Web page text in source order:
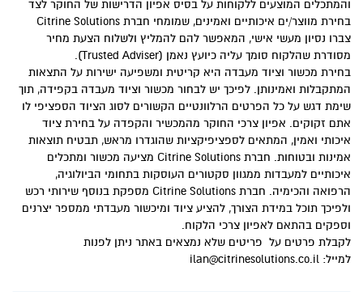
והמתכלים המוצעים ללקוחות על בסיס אפיון הדרישות של החוקר לצד
בחירת מווצר/ים איכותיים ואמינים, שמומחי חברת Citrine Solutions
צברו נסיון מעשי אישי, המאפשר להם להמליץ ולשלוח הצעת מחיר
מסודרת שהלקוח סומך עליה כיועץ נאמן (Trusted Adviser).
בחירת מכשור וציוד מעבדה היא קריטית ומשפיעה ישירות על התצאות
המתקבלות ואמינותן. לפיכך יש לבחור מכשור וציוד מעבדה בקפידה, תוך
שימת דגש על כל הפרטים הרלוונטיים הקשורים לסוג הציוד הספציפי לו
אתם זקוקים. אפיון צרכי החוקר מהמכשיר והקפדה על בחירת ציוד
איכותי ואמין, המתאים לספציפיקציות שהוגדרו מראש, תבטיח תוצאות
אמינות ובטוחות. חברת Citrine Solutions מציעה מכשור ומתכלים
איכותיים למעבדות ממגוון סקטורים העוסקות בתחומי הביולוגיה,
הרפואה והכימיה. חברת Citrine Solutions מספקת בנוסף שירותי רכש
ולפיכך תוכל במידת הצורך, להציע ציוד ומיכשור מעבדתי ממספר יצרנים
וספקים בהתאם לאפיון צרכי הלקוח.
לקבלת פרטים על פריטים שלא נמצאים באתר ניתן לפנות
למייל: ilan@citrinesolutions.co.il